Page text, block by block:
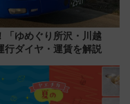
「ゆめぐり所沢・川越
ダイヤ・運賃を解説